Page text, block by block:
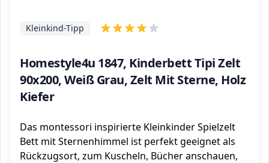
Homestyle4u 1847, Kinderbett Tipi Zelt
90x200, Weiß Grau, Zelt Mit Sterne, Holz
Kiefer
Kleinkind-Tipp
Das montessori inspirierte Kleinkinder Spielzelt
Bett mit Sternenhimmel ist perfekt geeignet als
Rückzugsort, zum Kuscheln, Bücher anschauen,